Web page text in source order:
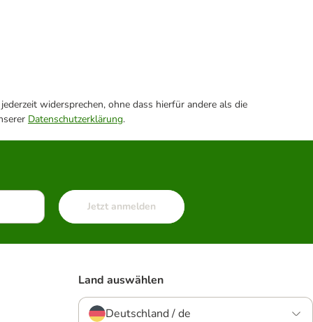
widersprechen, ohne dass hierfür andere als die
Datenschutzerklärung.
Jetzt anmelden
Land auswählen
Deutschland / de